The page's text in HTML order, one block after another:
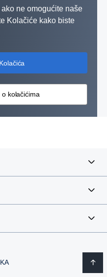
ne omogućite naše
Kolačiće kako biste
o kolačićima